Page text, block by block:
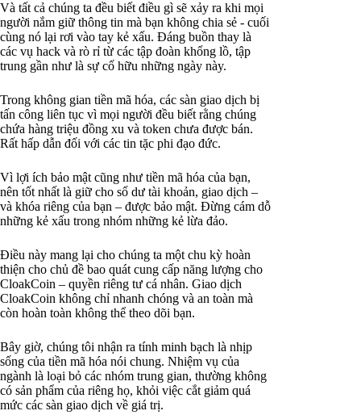
Và tất cả chúng ta đều biết điều gì sẽ xảy ra khi mọi
người nắm giữ thông tin mà bạn không chia sẻ - cuối
cùng nó lại rơi vào tay kẻ xấu. Đáng buồn thay là
các vụ hack và rò rỉ từ các tập đoàn khổng lồ, tập
trung gần như là sự cố hữu những ngày này.
Trong không gian tiền mã hóa, các sàn giao dịch bị
tấn công liên tục vì mọi người đều biết rằng chúng
chứa hàng triệu đồng xu và token chưa được bán.
Rất hấp dẫn đối với các tin tặc phi đạo đức.
Vì lợi ích bảo mật cũng như tiền mã hóa của bạn,
nên tốt nhất là giữ cho số dư tài khoản, giao dịch –
và khóa riêng của bạn – được bảo mật. Đừng cám dỗ
những kẻ xấu trong nhóm những kẻ lừa đảo.
Điều này mang lại cho chúng ta một chu kỳ hoàn
thiện cho chủ đề bao quát cung cấp năng lượng cho
CloakCoin – quyền riêng tư cá nhân. Giao dịch
CloakCoin không chỉ nhanh chóng và an toàn mà
còn hoàn toàn không thể theo dõi bạn.
Bây giờ, chúng tôi nhận ra tính minh bạch là nhịp
sống của tiền mã hóa nói chung. Nhiệm vụ của
ngành là loại bỏ các nhóm trung gian, thường không
có sản phẩm của riêng họ, khỏi việc cắt giảm quá
mức các sàn giao dịch về giá trị.